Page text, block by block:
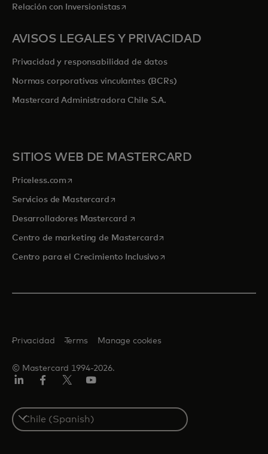
Relación con Inversionistasse abre en una pestaña nueva
AVISOS LEGALES Y PRIVACIDAD
Privacidad y responsabilidad de datos
Normas corporativas vinculantes (BCRs)
Mastercard Administradora Chile S.A.
SITIOS WEB DE MASTERCARD
Priceless.com se abre en una pestaña nueva
Servicios de Mastercardse abre en una pestaña nueva
Desarrolladores Mastercard se abre en una pestaña nueva
Centro de marketing de Mastercardse abre en una pestaña
Centro para el Crecimiento Inclusivose abre en una pestaña
© Mastercard 1994-2026.
Privacidad Terms Manage cookies
Select
a
country